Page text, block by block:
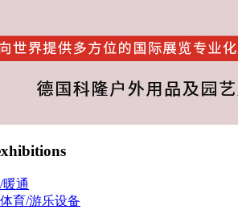
通
育/游乐设备